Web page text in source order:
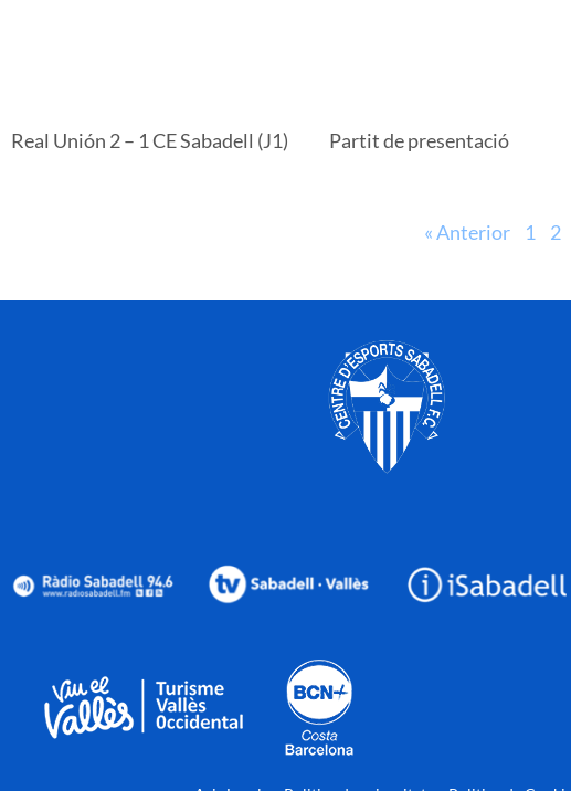
Real Unión 2 – 1 CE Sabadell (J1) Partit de presentació
« Anterior 1 2